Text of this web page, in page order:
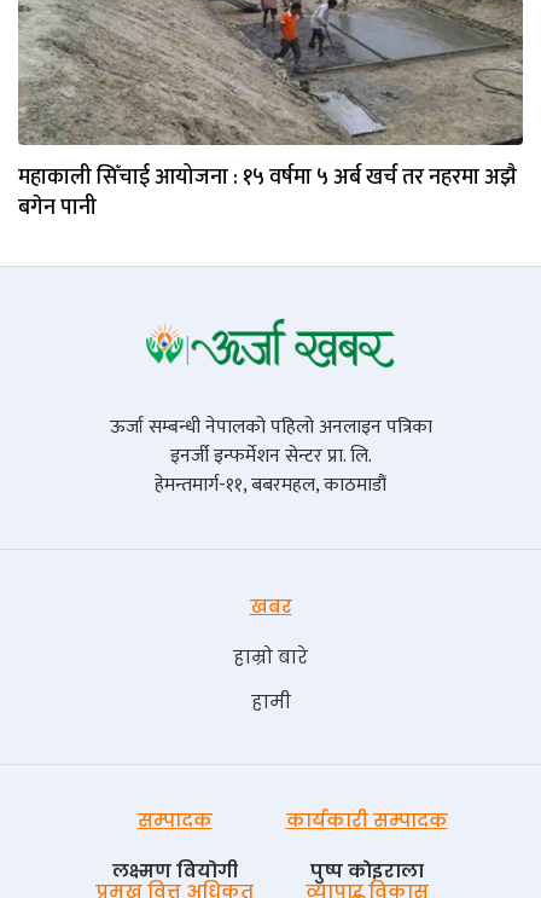
महाकाली सिँचाई आयोजना : १५ वर्षमा ५ अर्ब खर्च तर नहरमा अझै
बगेन पानी
ऊर्जा सम्बन्धी नेपालको पहिलो अनलाइन पत्रिका
इनर्जी इन्फर्मेशन सेन्टर प्रा. लि.
हेमन्तमार्ग-११, बबरमहल, काठमाडौं
खबर
हाम्रो बारे
हामी
सम्पादक
लक्ष्मण वियोगी
कार्यकारी सम्पादक
पुष्प काेइराला
प्रमुख वित्त अधिकृत
व्यापार विकास